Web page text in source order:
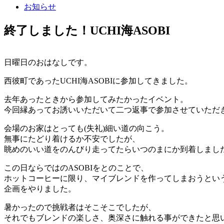
お知らせ
終了しました！UCHI海ASOBI
日曜日のおはなしです。
西彼町であったUCHI海ASOBIに参加してきました。
去年あったときから参加してみたかったイベント。
今回縁あってお誘いいただいて二つ返事で参加させていただ
会場のお家はとっても(失礼)細い道の向こう。
無事にたどり着けるか不安でしたが、
眺めのいい道をのんびり走ってたらいつのまにか到着しまし
この日ならではのASOBIをとのことで、
ホットコーヒーに限り、マイブレンドを作ってしまおうとい
企画をやりました。
暑かったので挑戦者はそこそこでしたが、
それでもブレンドの楽しさ、奥深さに触れる事ができたと思